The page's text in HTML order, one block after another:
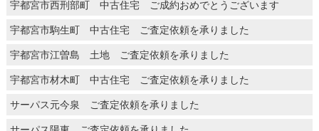
宇都宮市西刑部町 中古住宅 ご成約おめでとうございます
宇都宮市駒生町 中古住宅 ご査定依頼を承りました
宇都宮市江曽島 土地 ご査定依頼を承りました
宇都宮市材木町 中古住宅 ご査定依頼を承りました
サーパス元今泉 ご査定依頼を承りました